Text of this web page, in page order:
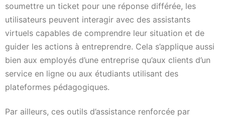
soumettre un ticket pour une réponse différée, les
utilisateurs peuvent interagir avec des assistants
virtuels capables de comprendre leur situation et de
guider les actions à entreprendre. Cela s’applique aussi
bien aux employés d’une entreprise qu’aux clients d’un
service en ligne ou aux étudiants utilisant des
plateformes pédagogiques.
Par ailleurs, ces outils d’assistance renforcée par